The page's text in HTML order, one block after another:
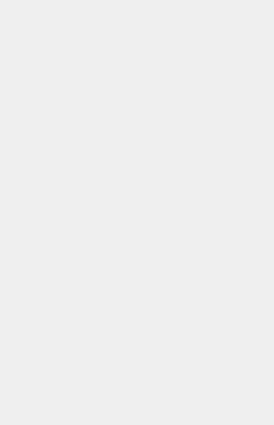
0500
Cad. No 173, 1. Levent Plaza, B